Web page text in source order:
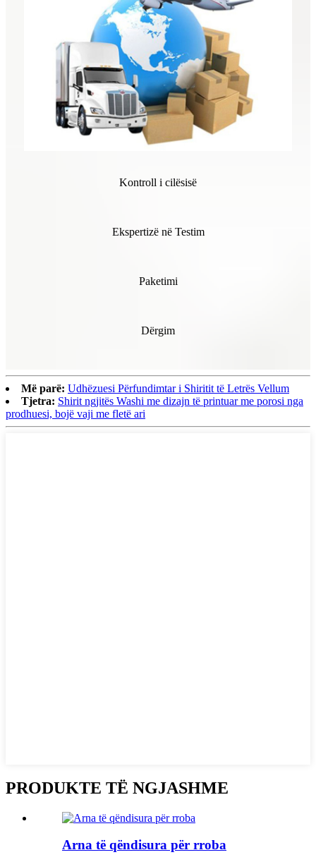
Kontroll i cilësisë
Ekspertizë në Testim
Paketimi
Dërgim
Më parë: Udhëzuesi Përfundimtar i Shiritit të Letrës Vellum
Tjetra: Shirit ngjitës Washi me dizajn të printuar me porosi nga
prodhuesi, bojë vaji me fletë ari
PRODUKTE TË NGJASHME
Arna të qëndisura për rroba